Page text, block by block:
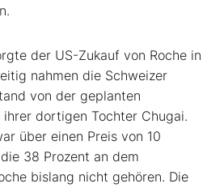
der US-Zukauf von Roche in
nahmen die Schweizer
von der geplanten
dortigen Tochter Chugai.
über einen Preis von 10
38 Prozent an dem
bislang nicht gehören. Die